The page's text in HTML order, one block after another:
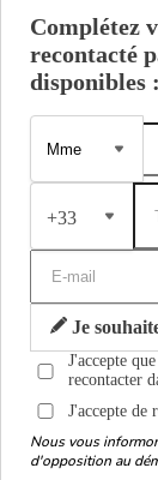
Complétez
recontacté
disponibles :
+33
Je
J'accepte
recontacter
J'accepte de
Nous vous
d'opposition au